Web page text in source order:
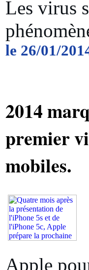
Les virus
le 26/01/
2014
premier
mobiles.
Apple